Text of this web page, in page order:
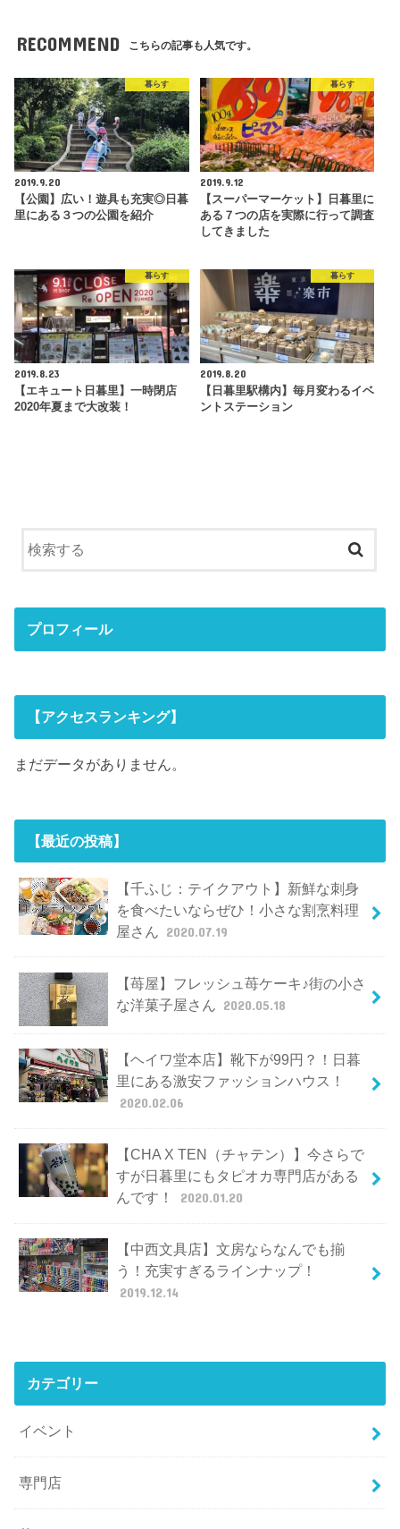
RECOMMEND こちらの記事も人気です。
暮らす
2019.9.20
【公園】広い！遊具も充実◎日暮
里にある３つの公園を紹介
暮らす
2019.9.12
【スーパーマーケット】日暮里に
ある７つの店を実際に行って調査
してきました
暮らす
2019.8.23
【エキュート日暮里】一時閉店
2020年夏まで大改装！
暮らす
2019.8.20
【日暮里駅構内】毎月変わるイベ
ントステーション
プロフィール
【アクセスランキング】
まだデータがありません。
【最近の投稿】
【千ふじ：テイクアウト】新鮮な刺身
を食べたいならぜひ！小さな割烹料理
屋さん 2020.07.19
【苺屋】フレッシュ苺ケーキ♪街の小さ
な洋菓子屋さん 2020.05.18
【ヘイワ堂本店】靴下が99円？！日暮
里にある激安ファッションハウス！
2020.02.06
【CHA X TEN（チャテン）】今さらで
すが日暮里にもタピオカ専門店がある
んです！
2020.01.20
【中西文具店】文房ならなんでも揃
う！充実すぎるラインナップ！
2019.12.14
カテゴリー
イベント
専門店